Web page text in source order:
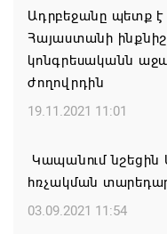
ՀՐԱՎԻՐՈՒՄ ԵՆՔ
ԲՆԱԿԱՎԱՅՐԻ ՕՐԸ
07.08.2026 16:21
մեծածավալ
բնակավայրերում
Ադրբեջանը պետք է
Հայաստանի
կոնգրեսականն
ժողովրդին
19.11.2021 11:01
Կապանում
հռչակման
03.09.2021 11:54